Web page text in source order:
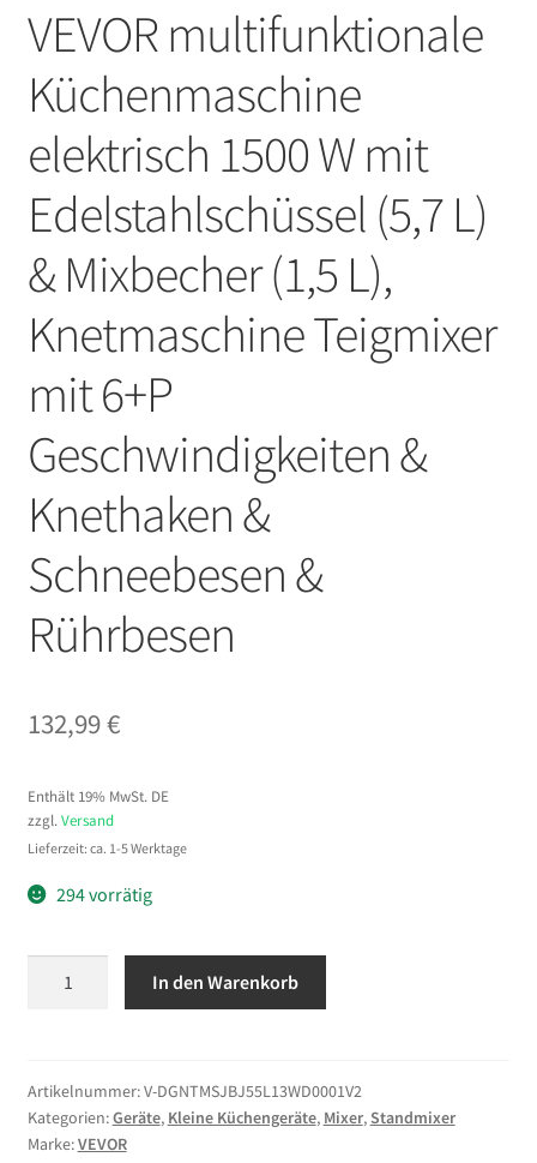
VEVOR multifunktionale
Küchenmaschine
elektrisch 1500 W mit
Edelstahlschüssel (5,7 L)
& Mixbecher (1,5 L),
Knetmaschine Teigmixer
mit 6+P
Geschwindigkeiten &
Knethaken &
Schneebesen &
Rührbesen
132,99€
Enthält 19% MwSt. DE
zzgl. Versand
Lieferzeit: ca. 1-5 Werktage
294 vorrätig
1500
W
mit
In den Warenkorb
Artikelnummer:V-DGNTMSJBJ55L13WD0001V2
Kategorien:Geräte, Kleine Küchengeräte, Mixer,Standmixer
Marke:VEVOR